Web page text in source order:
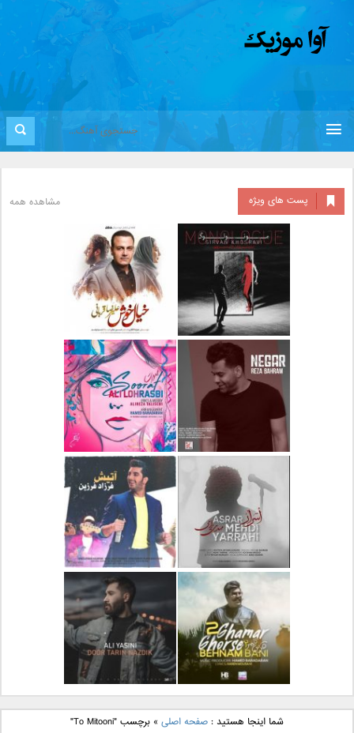
پست های ویژه مشاهده همه
دانلود آلبوم جدید سیروان
خسروی بنام مونولوگ
دانلود آهنگ جدید علیرضا
قربانی بنام خیال خوش
دانلود آهنگ جدید رضا
بهرام بنام نگار
دانلود آهنگ جدید علی
لهراسبی بنام صورت
دانلود آهنگ جدید مهدی
یراحی بنام اسرار
دانلود آهنگ جدید فرزاد
فرزین بنام آتیش
دانلود آهنگ جدید بهنام
بانی بنام قرص قمر 2
دانلود آهنگ جدید علی
یاسینی بنام دورترین نزدیک
شما اینجا هستید :صفحه اصلی »برچسب "To Mitooni"